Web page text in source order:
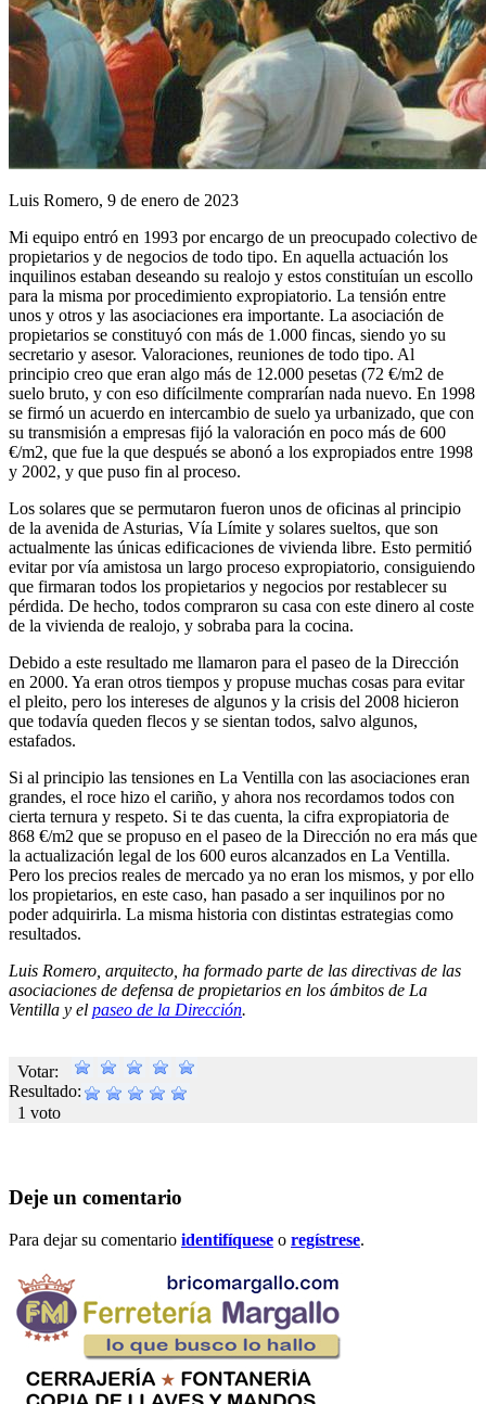
Luis Romero, 9 de enero de 2023
Mi equipo entró en 1993 por encargo de un preocupado colectivo de
propietarios y de negocios de todo tipo. En aquella actuación los
inquilinos estaban deseando su realojo y estos constituían un escollo
para la misma por procedimiento expropiatorio. La tensión entre
unos y otros y las asociaciones era importante. La asociación de
propietarios se constituyó con más de 1.000 fincas, siendo yo su
secretario y asesor. Valoraciones, reuniones de todo tipo. Al
principio creo que eran algo más de 12.000 pesetas (72 €/m2 de
suelo bruto, y con eso difícilmente comprarían nada nuevo. En 1998
se firmó un acuerdo en intercambio de suelo ya urbanizado, que con
su transmisión a empresas fijó la valoración en poco más de 600
€/m2, que fue la que después se abonó a los expropiados entre 1998
y 2002, y que puso fin al proceso.
Los solares que se permutaron fueron unos de oficinas al principio
de la avenida de Asturias, Vía Límite y solares sueltos, que son
actualmente las únicas edificaciones de vivienda libre. Esto permitió
evitar por vía amistosa un largo proceso expropiatorio, consiguiendo
que firmaran todos los propietarios y negocios por restablecer su
pérdida. De hecho, todos compraron su casa con este dinero al coste
de la vivienda de realojo, y sobraba para la cocina.
Debido a este resultado me llamaron para el paseo de la Dirección
en 2000. Ya eran otros tiempos y propuse muchas cosas para evitar
el pleito, pero los intereses de algunos y la crisis del 2008 hicieron
que todavía queden flecos y se sientan todos, salvo algunos,
estafados.
Si al principio las tensiones en La Ventilla con las asociaciones eran
grandes, el roce hizo el cariño, y ahora nos recordamos todos con
cierta ternura y respeto. Si te das cuenta, la cifra expropiatoria de
868 €/m2 que se propuso en el paseo de la Dirección no era más que
la actualización legal de los 600 euros alcanzados en La Ventilla.
Pero los precios reales de mercado ya no eran los mismos, y por ello
los propietarios, en este caso, han pasado a ser inquilinos por no
poder adquirirla. La misma historia con distintas estrategias como
resultados.
Luis Romero, arquitecto, ha formado parte de las directivas de las
asociaciones de defensa de propietarios en los ámbitos de La
Ventilla y el paseo de la Dirección.
Votar:
Resultado:
1 voto
Deje un comentario
Para dejar su comentario identifíquese o regístrese.